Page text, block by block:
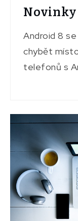
Novinky
Android 8 se
chybět
telefonů s